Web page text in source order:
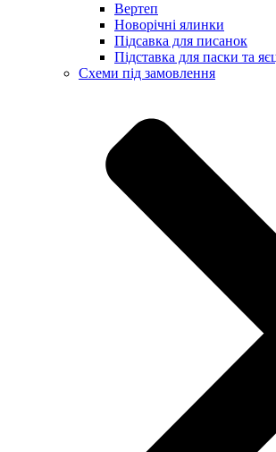
Вертеп
Новорічні ялинки
Підсавка для писанок
Підставка для паски та
Схеми під замовлення